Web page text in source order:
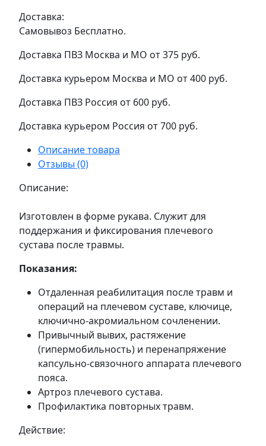
Доставка:
Самовывоз Бесплатно.
Доставка ПВЗ Москва и МО от 375 руб.
Доставка курьером Москва и МО от 400 руб.
Доставка ПВЗ Россия от 600 руб.
Доставка курьером Россия от 700 руб.
Описание товара
Отзывы (0)
Описание:
Изготовлен в форме рукава. Служит для
поддержания и фиксирования плечевого
сустава после травмы.
Показания:
Отдаленная реабилитация после травм и
операций на плечевом суставе, ключице,
ключично-акромиальном сочленении.
Привычный вывих, растяжение
(гипермобильность) и перенапряжение
капсульно-связочного аппарата плечевого
пояса.
Артроз плечевого сустава.
Профилактика повторных травм.
Действие: